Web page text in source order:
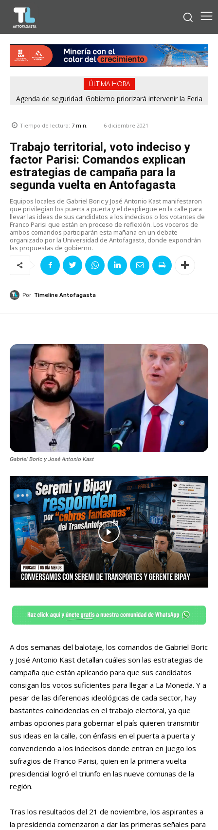
ÚLTIMA HORA
Agenda de seguridad: Gobierno priorizará intervenir la Feria
¿Cómo se conocen hoy? Apps de citas versus tiempos
Tiempo de lectura: 7 min. 6 diciembre 2021
Trabajo territorial, voto indeciso y
factor Parisi: Comandos explican
estrategias de campaña para la
segunda vuelta en Antofagasta
Equipos locales de Gabriel Boric y José Antonio Kast manifestaron
que privilegian los puerta a puerta y el despliegue en la calle para
llevar las ideas de sus candidatos a los indecisos o los votantes de
Franco Parisi que están en proceso de reflexión. Los voceros de
ambos comandos participarán esta mañana en un debate
organizado por la Universidad de Antofagasta, donde expondrán
las propuestas de gobierno.
Por Timeline Antofagasta
Gabriel Boric y José Antonio Kast
A dos semanas del balotaje, los comandos de Gabriel Boric
y José Antonio Kast detallan cuáles son las estrategias de
campaña que están aplicando para que sus candidatos
consigan los votos suficientes para llegar a La Moneda. Y a
pesar de las diferencias ideológicas de cada sector, hay
bastantes coincidencias en el trabajo electoral, ya que
ambas opciones para gobernar el país quieren transmitir
sus ideas en la calle, con énfasis en el puerta a puerta y
convenciendo a los indecisos donde entran en juego los
sufragios de Franco Parisi, quien en la primera vuelta
presidencial logró el triunfo en las nueve comunas de la
región.
Tras los resultados del 21 de noviembre, los aspirantes a
la presidencia comenzaron a dar las primeras señales para